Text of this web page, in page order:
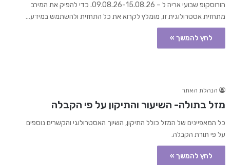
הורוסקופ שבועי אריה ל – 09.08.26-15.08.26. כדי להפיק את המירב
מתחזית אסטרולוגית זו, מומלץ לקרוא את כל התחזית ולהשתמש במידע…
לחץ להמשך »
הנהלת האתר
מזל בתולה- השיעור והתיקון על פי הקבלה
כל המאפיינים של המזל כולל התיקון, השיוך האסטרולוגי והקשרים נוספים
על פי תורת הקבלה.
לחץ להמשך »